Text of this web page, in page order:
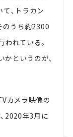
、トラカン
のうち約2300
れている。
というのが、
カメラ映像の
2020年3月に